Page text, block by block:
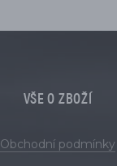
VŠE O ZBOŽÍ
Obchodní podmínky